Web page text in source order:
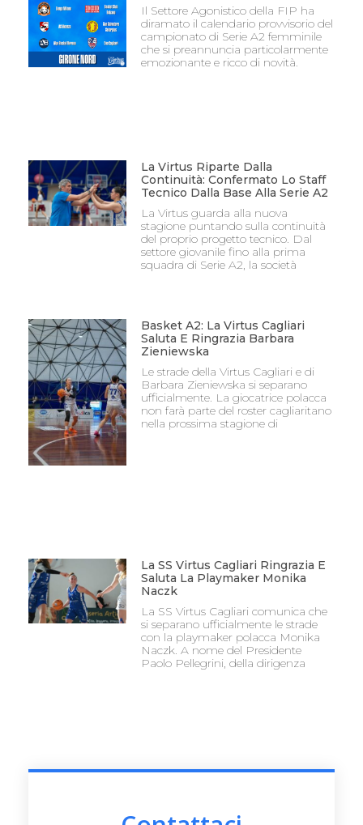
Il Settore Agonistico della FIP ha
diramato il calendario provvisorio del
campionato di Serie A2 femminile
che si preannuncia particolarmente
emozionante e ricco di novità.
La Virtus Riparte Dalla
Continuità: Confermato Lo Staff
Tecnico Dalla Base Alla Serie A2
La Virtus guarda alla nuova
stagione puntando sulla continuità
del proprio progetto tecnico. Dal
settore giovanile fino alla prima
squadra di Serie A2, la società
Basket A2: La Virtus Cagliari
Saluta E Ringrazia Barbara
Zieniewska
Le strade della Virtus Cagliari e di
Barbara Zieniewska si separano
ufficialmente. La giocatrice polacca
non farà parte del roster cagliaritano
nella prossima stagione di
La SS Virtus Cagliari Ringrazia E
Saluta La Playmaker Monika
Naczk
La SS Virtus Cagliari comunica che
si separano ufficialmente le strade
con la playmaker polacca Monika
Naczk. A nome del Presidente
Paolo Pellegrini, della dirigenza